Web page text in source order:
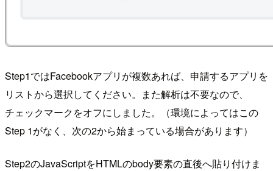
Step1ではFacebookアプリが複数あれば、申請するアプリを
リストから選択してください。また解析は不要なので、
チェックマークをオフにしました。（環境によってはこの
Step 1がなく、次の2から始まっている場合があります）
Step2のJavaScriptをHTMLのbody要素の直後へ貼り付けま